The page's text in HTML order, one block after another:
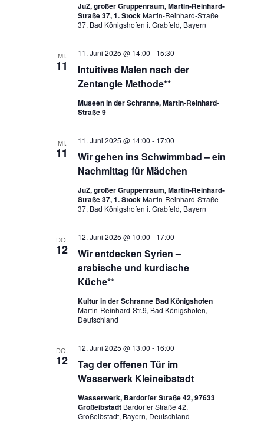
JuZ, großer Gruppenraum, Martin-Reinhard-
Straße 37, 1. StockMartin-Reinhard-Straße
37, Bad Königshofen i. Grabfeld, Bayern
MI.
11
Intuitives Malen nach der
Zentangle Methode**
11. Juni 2025 @ 14:00 - 15:30
Museen in der Schranne, Martin-Reinhard-
Straße 9
MI.
11
Wir gehen ins Schwimmbad – ein
Nachmittag für Mädchen
11. Juni 2025 @ 14:00 - 17:00
JuZ, großer Gruppenraum, Martin-Reinhard-
Straße 37, 1. StockMartin-Reinhard-Straße
37, Bad Königshofen i. Grabfeld, Bayern
DO.
12
Wir entdecken Syrien –
arabische und kurdische
Küche**
12. Juni 2025 @ 10:00 - 17:00
Kultur in der Schranne Bad Königshofen
Martin-Reinhard-Str.9, Bad Königshofen,
Deutschland
DO.
12
Tag der offenen Tür im
Wasserwerk Kleineibstadt
12. Juni 2025 @ 13:00 - 16:00
Wasserwerk, Bardorfer Straße 42, 97633
Großeibstadt Bardorfer Straße 42,
Großeibstadt, Bayern, Deutschland